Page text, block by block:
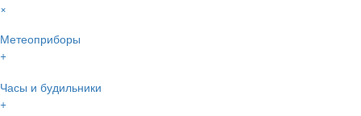
×
Метеоприборы
+
Часы и будильники
+